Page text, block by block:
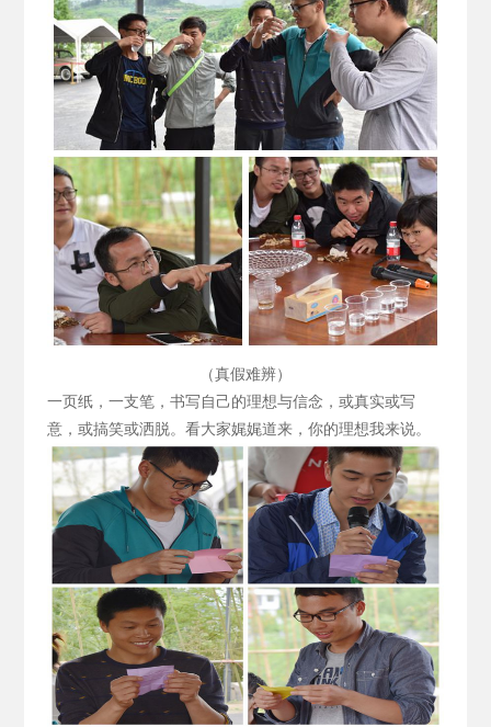
（真假难辨）
一页纸，一支笔，书写自己的理想与信念，或真实或写
意，或搞笑或洒脱。看大家娓娓道来，你的理想我来说。